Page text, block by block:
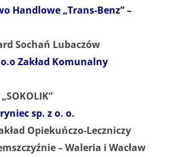
Handlowe „Trans-Benz” –
Sochań Lubaczów
Zakład Komunalny
sp. z o. o.
Opiekuńczo-Leczniczy
– Waleria i Wacław